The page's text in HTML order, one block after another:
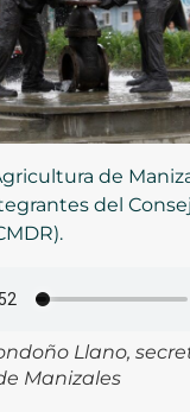
de
del
Llano,
Manizales